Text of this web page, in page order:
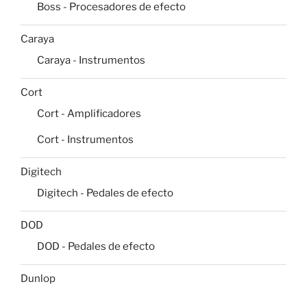
Boss - Procesadores de efecto
Caraya
Caraya - Instrumentos
Cort
Cort - Amplificadores
Cort - Instrumentos
Digitech
Digitech - Pedales de efecto
DOD
DOD - Pedales de efecto
Dunlop